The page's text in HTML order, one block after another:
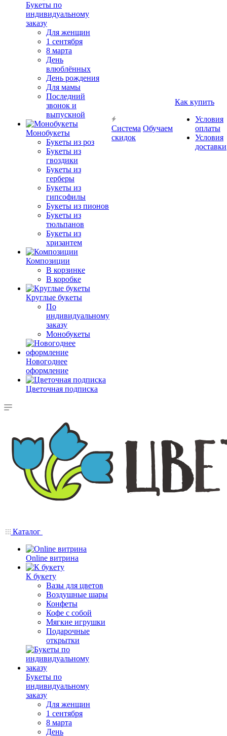
Букеты по
индивидуальному
заказу
Для женщин
1 сентября
8 марта
День
влюблённых
День рождения
Для мамы
Последний
звонок и
выпускной
Монобукеты
Букеты из роз
Букеты из
гвоздики
Букеты из
герберы
Букеты из
гипсофилы
Букеты из пионов
Букеты из
тюльпанов
Букеты из
хризантем
Композиции
В корзинке
В коробке
Круглые букеты
По
индивидуальному
заказу
Монобукеты
Новогоднее
оформление
Цветочная подписка
Система
скидок
Обучаем
Как купить
Условия
оплаты
Условия
доставки
Каталог
Online витрина
К букету
Вазы для цветов
Воздушные шары
Конфеты
Кофе с собой
Мягкие игрушки
Подарочные
открытки
Букеты по
индивидуальному
заказу
Для женщин
1 сентября
8 марта
День